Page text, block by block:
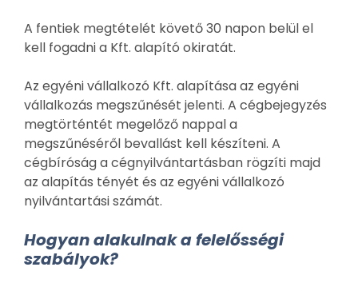
A fentiek megtételét követő 30 napon belül el
kell fogadni a Kft. alapító okiratát.
Az egyéni vállalkozó Kft. alapítása az egyéni
vállalkozás megszűnését jelenti. A cégbejegyzés
megtörténtét megelőző nappal a
megszűnéséről bevallást kell készíteni. A
cégbíróság a cégnyilvántartásban rögzíti majd
az alapítás tényét és az egyéni vállalkozó
nyilvántartási számát.
Hogyan alakulnak a felelősségi
szabályok?